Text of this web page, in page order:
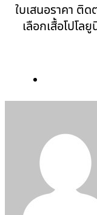
ใบเสนอราคา ติ
เลือกเสื้อโปโ